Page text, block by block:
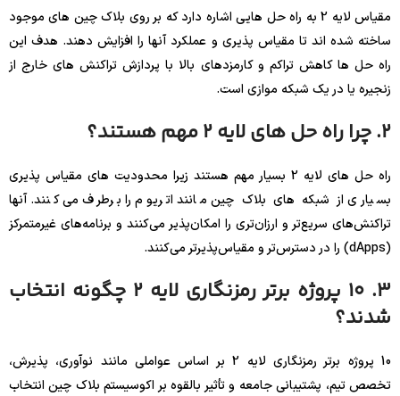
مقیاس لایه 2 به راه حل هایی اشاره دارد که بر روی بلاک چین های موجود
ساخته شده اند تا مقیاس پذیری و عملکرد آنها را افزایش دهند. هدف این
راه حل ها کاهش تراکم و کارمزدهای بالا با پردازش تراکنش های خارج از
زنجیره یا در یک شبکه موازی است.
2. چرا راه حل های لایه 2 مهم هستند؟
راه حل های لایه 2 بسیار مهم هستند زیرا محدودیت های مقیاس پذیری
بسیاری از شبکه های بلاک چین مانند اتریوم را برطرف می کنند. آنها
تراکنش‌های سریع‌تر و ارزان‌تری را امکان‌پذیر می‌کنند و برنامه‌های غیرمتمرکز
(dApps) را در دسترس‌تر و مقیاس‌پذیرتر می‌کنند.
3. 10 پروژه برتر رمزنگاری لایه 2 چگونه انتخاب
شدند؟
10 پروژه برتر رمزنگاری لایه 2 بر اساس عواملی مانند نوآوری، پذیرش،
تخصص تیم، پشتیبانی جامعه و تأثیر بالقوه بر اکوسیستم بلاک چین انتخاب